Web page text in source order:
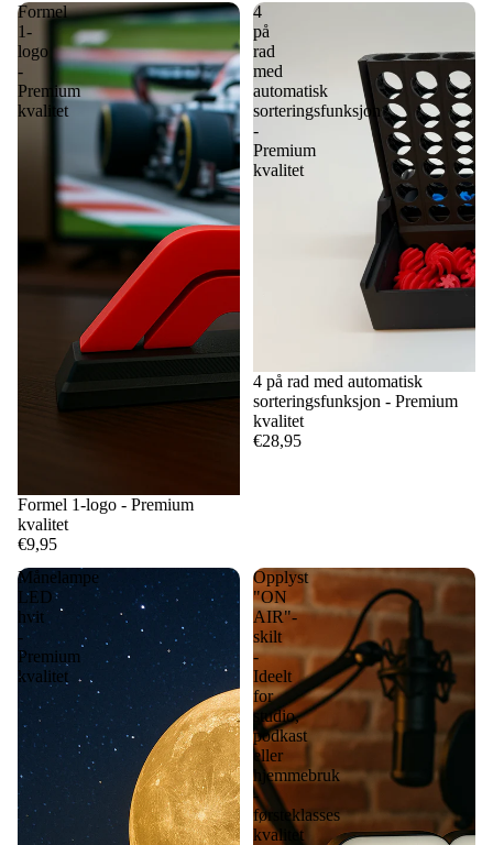
Formel
1-
logo
-
Premium
kvalitet
Formel 1-logo - Premium
kvalitet
€9,95
4
på
rad
med
automatisk
sorteringsfunksjon
-
Premium
kvalitet
4 på rad med automatisk
sorteringsfunksjon - Premium
kvalitet
€28,95
Månelampe
LED
hvit
-
Premium
kvalitet
Opplyst
"ON
AIR"-
skilt
-
Ideelt
for
studio,
podkast
eller
hjemmebruk
-
førsteklasses
kvalitet